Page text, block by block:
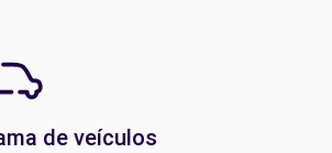
de veículos